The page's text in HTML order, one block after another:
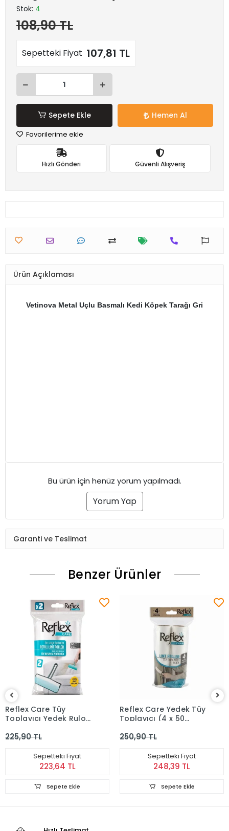
Stok: 4
108,90 TL
Sepetteki Fiyat 107,81 TL
Sepete Ekle Hemen Al
Favorilerime ekle
Hızlı Gönderi Güvenli Alışveriş
Ürün Açıklaması
Vetinova Metal Uçlu Basmalı Kedi Köpek Tarağı Gri
Bu ürün için henüz yorum yapılmadı.
Yorum Yap
Garanti ve Teslimat
Benzer Ürünler
Reflex Care Tüy
Toplayıcı Yedek Rulo
225,90 TL
Sepetteki Fiyat
223,64 TL
Sepete Ekle
Reflex Care Yedek Tüy
Toplayıcı (4 x 50
250,90 TL
Sepetteki Fiyat
248,39 TL
Sepete Ekle